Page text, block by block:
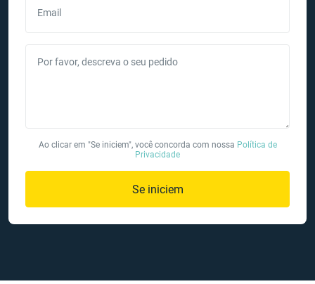
Email
Por favor, descreva o seu pedido
Ao clicar em "Se iniciem", você concorda com nossa Política de
Privacidade
Se iniciem